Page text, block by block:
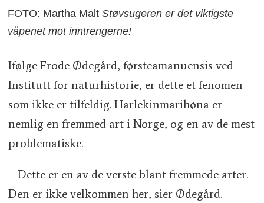
FOTO: Martha MaltStøvsugeren er det viktigste
våpenet mot inntrengerne!
Ifølge Frode Ødegård, førsteamanuensis ved
Institutt for naturhistorie, er dette et fenomen
som ikke er tilfeldig. Harlekinmarihøna er
nemlig en fremmed art i Norge, og en av de mest
problematiske.
– Dette er en av de verste blant fremmede arter.
Den er ikke velkommen her, sier Ødegård.